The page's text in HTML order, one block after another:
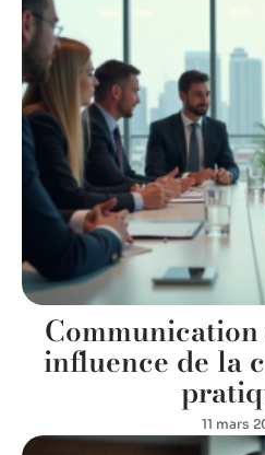
Communication
influence de la
11 mars